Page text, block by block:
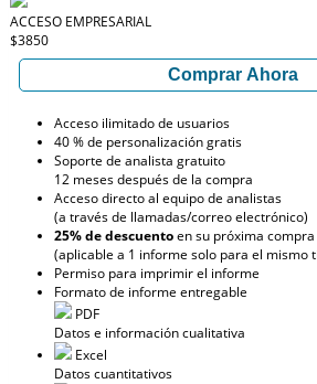
ACCESO EMPRESARIAL
$3850
Comprar Ahora
Acceso ilimitado de usuarios
40 % de personalización gratis
Soporte de analista gratuito
12 meses después de la compra
Acceso directo al equipo de analistas
(a través de llamadas/correo electrónico)
25% de descuentoen su próxima compra
(aplicable a 1 informe solo para el mismo
Permiso para imprimir el informe
Formato de informe entregable
PDF
Datos e información cualitativa
Excel
Datos cuantitativos